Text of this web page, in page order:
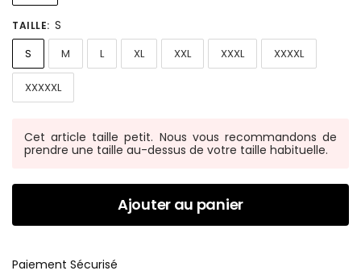
TAILLE: S
S M L XL XXL XXXL XXXXL
XXXXXL
Cet article taille petit. Nous vous recommandons de
prendre une taille au-dessus de votre taille habituelle.
Ajouter au panier
Paiement Sécurisé